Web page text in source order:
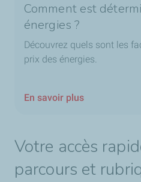
Comment est
énergies ?
Découvrez quels sont les
prix des énergies.
En savoir plus
Votre accès
parcours et